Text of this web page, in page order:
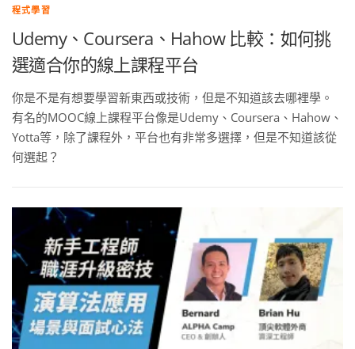
程式學習
Udemy、Coursera、Hahow 比較：如何挑
選適合你的線上課程平台
你是不是有想要學習新東西或技術，但是不知道該去哪裡學。
有名的MOOC線上課程平台像是Udemy、Coursera、Hahow、
Yotta等，除了課程外，平台也有非常多選擇，但是不知道該從
何選起？